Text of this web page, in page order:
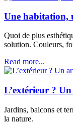
Une habitation,
Quoi de plus
solution. Couleurs,
Read more...
L’extérieur ?
Jardins, balcons et
la nature.